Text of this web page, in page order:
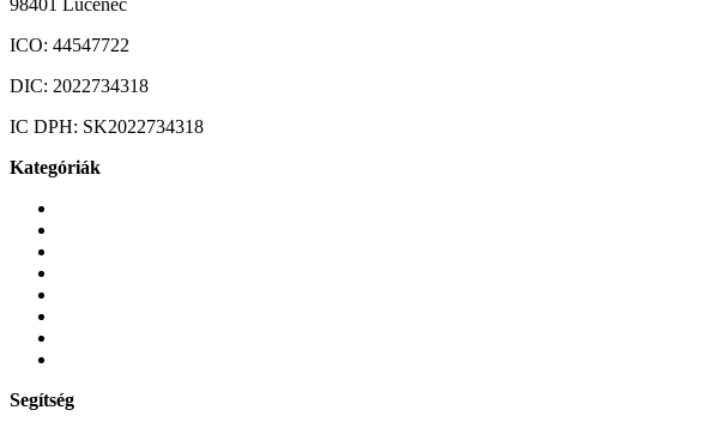
98401 Lučenec
ICO: 44547722
DIC: 2022734318
IC DPH: SK2022734318
Kategóriák
Segítség